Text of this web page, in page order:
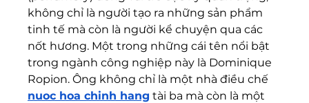
không chỉ là người tạo ra những sản phẩm
tinh tế mà còn là người kể chuyện qua các
nốt hương. Một trong những cái tên nổi bật
trong ngành công nghiệp này là Dominique
nuoc hoa chinh hang tài ba mà còn là một